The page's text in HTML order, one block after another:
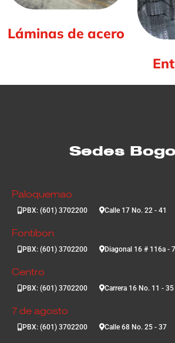
Láminas de acero
Sedes
Paloquemao
PBX: (601) 3702200 Calle 17 No. 22 - 41
Fontibon
PBX: (601) 3702200 Diagonal 16 # 116a -
Centro
PBX: (601) 3702200 Carrera 16 No. 11 - 35
7 de agosto
PBX: (601) 3702200 Calle 68 No. 25 - 37